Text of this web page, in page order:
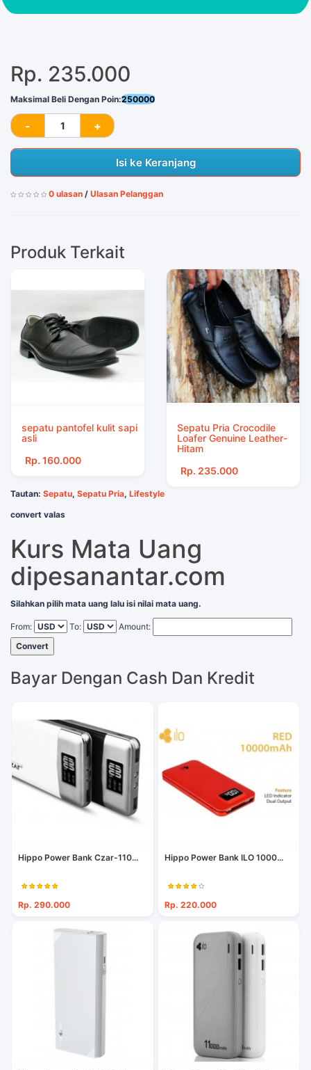
Rp. 235.000
Maksimal Beli Dengan Poin:250000
Isi ke Keranjang
0 ulasan / Ulasan Pelanggan
Produk Terkait
sepatu pantofel kulit sapi
asli
Rp. 160.000
Sepatu Pria Crocodile
Loafer Genuine Leather-
Hitam
Rp. 235.000
Tautan: Sepatu, Sepatu Pria, Lifestyle
convert valas
Kurs Mata Uang
dipesanantar.com
Silahkan pilih mata uang lalu isi nilai mata uang.
From: To:
Amount:
Convert
Bayar Dengan Cash Dan Kredit
Hippo Power Bank Czar-110...
Rp. 290.000
Hippo Power Bank ILO 1000...
Rp. 220.000